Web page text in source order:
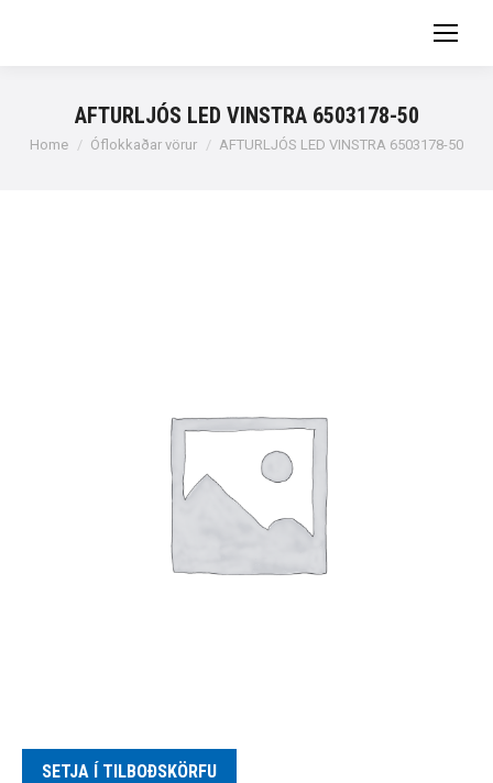
AFTURLJÓS LED VINSTRA 6503178-50
You are here:
Home Óflokkaðar vörur AFTURLJÓS LED VINSTRA 6503178-50
SETJA Í TILBOÐSKÖRFU